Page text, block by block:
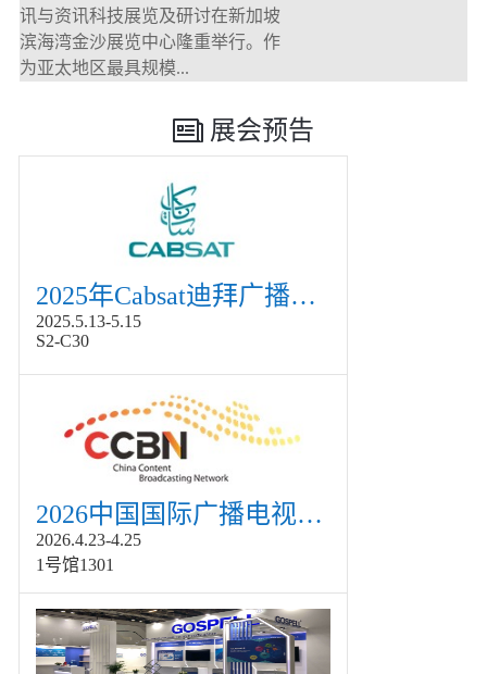
讯与资讯科技展览及研讨在新加坡
滨海湾金沙展览中心隆重举行。作
为亚太地区最具规模...
展会预告
2025年Cabsat迪拜广播电视展
2025.5.13-5.15
S2-C30
2026中国国际广播电视信息网络展览会展
2026.4.23-4.25
1号馆1301